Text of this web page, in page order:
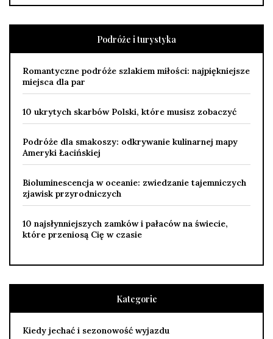
Podróże i turystyka
Romantyczne podróże szlakiem miłości: najpiękniejsze
miejsca dla par
10 ukrytych skarbów Polski, które musisz zobaczyć
Podróże dla smakoszy: odkrywanie kulinarnej mapy
Ameryki Łacińskiej
Bioluminescencja w oceanie: zwiedzanie tajemniczych
zjawisk przyrodniczych
10 najsłynniejszych zamków i pałaców na świecie,
które przeniosą Cię w czasie
Kategorie
Kiedy jechać i sezonowość wyjazdu